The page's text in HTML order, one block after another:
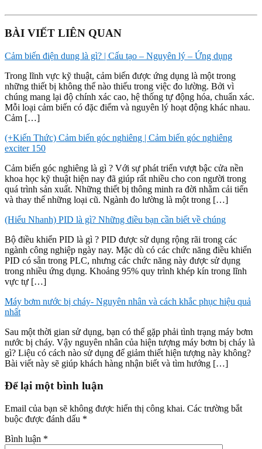
BÀI VIẾT LIÊN QUAN
Cảm biến điện dung là gì? | Cấu tạo – Nguyên lý – Ứng dụng
Trong lĩnh vực kỹ thuật, cảm biến được ứng dụng là một trong
những thiết bị không thể nào thiếu trong việc đo lường. Bởi vì
chúng mang lại độ chính xác cao, hệ thống tự động hóa, chuẩn xác.
Mỗi loại cảm biến có đặc điểm và nguyên lý hoạt động khác nhau.
Cảm […]
(+Kiến Thức) Cảm biến góc nghiêng | Cảm biến góc nghiêng
exciter 150
Cảm biến góc nghiêng là gì ? Với sự phát triển vượt bậc cửa nền
khoa học kỹ thuật hiện nay đã giúp rất nhiều cho con người trong
quá trình sản xuất. Những thiết bị thông minh ra đời nhằm cải tiến
và thay thế những loại cũ. Ngành đo lường là một trong […]
(Hiểu Nhanh) PID là gì? Những điều bạn cần biết về chúng
Bộ điều khiển PID là gì ? PID được sử dụng rộng rãi trong các
ngành công nghiệp ngày nay. Mặc dù có các chức năng điều khiển
PID có sẵn trong PLC, nhưng các chức năng này được sử dụng
trong nhiều ứng dụng. Khoảng 95% quy trình khép kín trong lĩnh
vực tự […]
Máy bơm nước bị cháy- Nguyên nhân và cách khắc phục hiệu quả
nhất
Sau một thời gian sử dụng, bạn có thể gặp phải tình trạng máy bơm
nước bị cháy. Vậy nguyên nhân của hiện tượng máy bơm bị cháy là
gì? Liệu có cách nào sử dụng để giảm thiết hiện tượng này không?
Bài viết này sẽ giúp khách hàng nhận biết và tìm hướng […]
Để lại một bình luận
Email của bạn sẽ không được hiển thị công khai. Các trường bắt
buộc được đánh dấu *
Bình luận *